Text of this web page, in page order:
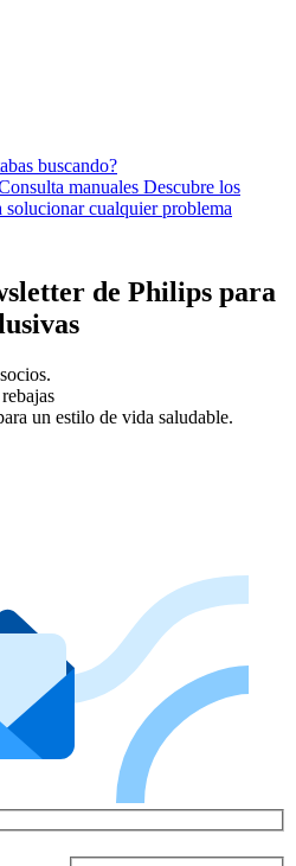
buscando?
manuales Descubre los
solucionar cualquier problema
de Philips para
un estilo de vida saludable.